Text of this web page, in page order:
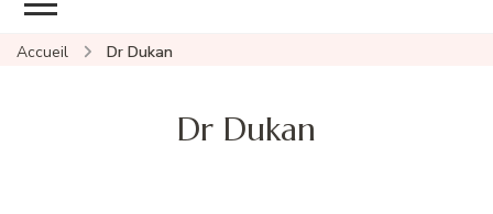
Accueil Dr Dukan
Dr Dukan